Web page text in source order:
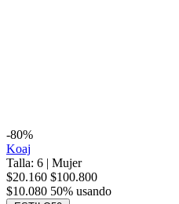
-80%
Koaj
Talla: 6 | Mujer
$20.160 $100.800
$10.080 50% usando